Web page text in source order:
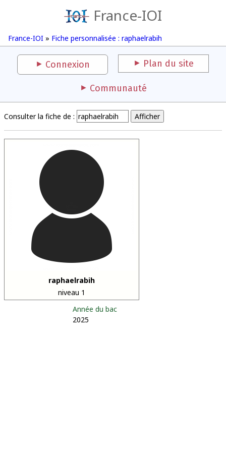
France-IOI
France-IOI » Fiche personnalisée : raphaelrabih
Connexion Plan du site
Communauté
Consulter la fiche de :
raphaelrabih
niveau 1
Année du bac
2025